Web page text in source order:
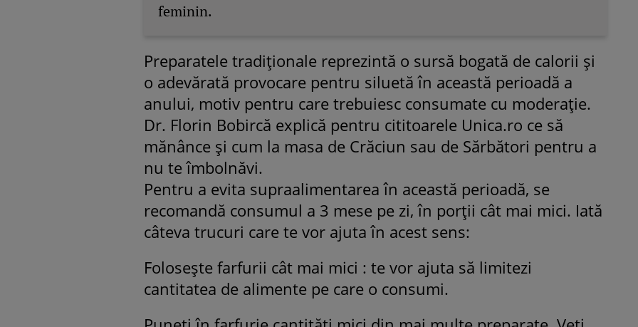
feminin.
Preparatele tradiționale reprezintă o sursă bogată de calorii și
o adevărată provocare pentru siluetă în această perioadă a
anului, motiv pentru care trebuiesc consumate cu moderație.
Dr. Florin Bobircă explică pentru cititoarele Unica.ro ce să
mănânce şi cum la masa de Crăciun sau de Sărbători pentru a
nu te îmbolnăvi.
Pentru a evita supraalimentarea în această perioadă, se
recomandă consumul a 3 mese pe zi, în porții cât mai mici. Iată
câteva trucuri care te vor ajuta în acest sens:
Folosește farfurii cât mai mici : te vor ajuta să limitezi
cantitatea de alimente pe care o consumi.
ROMÂNEŞTI VEDETE
strălucit la banchet. Mikaela a
purtat o rochie creată de
mamă și i-a împrumutat
Valentino: „M-am simțit ca o
prințesă”